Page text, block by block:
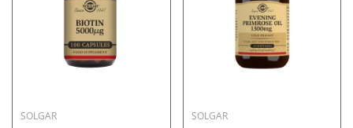
SOLGAR SOLGAR